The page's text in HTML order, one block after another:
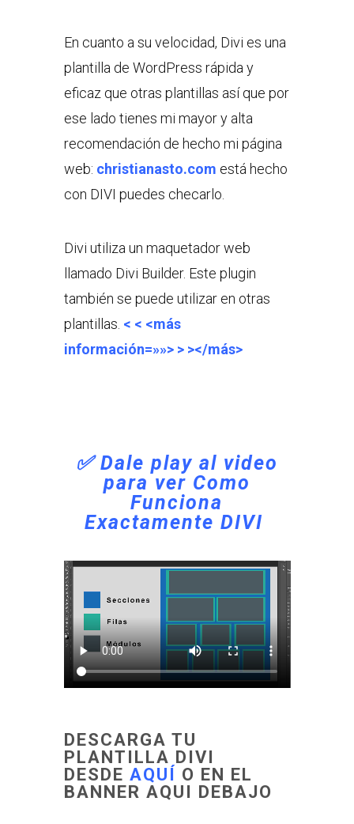
En cuanto a su velocidad, Divi es una
plantilla de WordPress rápida y
eficaz que otras plantillas así que por
ese lado tienes mi mayor y alta
recomendación de hecho mi página
web: christianasto.com está hecho
con DIVI puedes checarlo.
Divi utiliza un maquetador web
llamado Divi Builder. Este plugin
también se puede utilizar en otras
plantillas. < < <más
información=»»> > ></más>
✅ Dale play al video
para ver Como
Funciona
Exactamente DIVI
DESCARGA TU
PLANTILLA DIVI
DESDE AQUÍ O EN EL
BANNER AQUI DEBAJO